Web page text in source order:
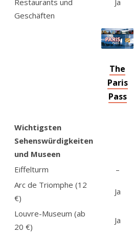
Restaurants und
Geschäften
Ja
The
Paris
Pass
Wichtigsten
Sehenswürdigkeiten
und Museen
Eiffelturm
–
Arc de Triomphe (12
€)
Ja
Louvre-Museum (ab
20 €)
Ja